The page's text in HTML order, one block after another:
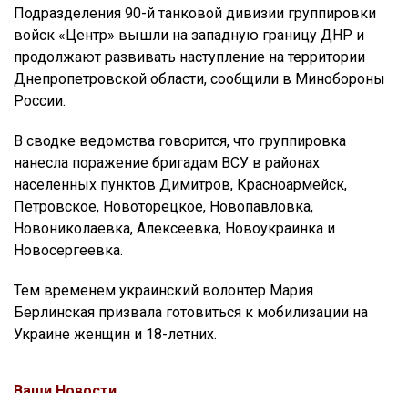
Подразделения 90-й танковой дивизии группировки
войск «Центр» вышли на западную границу ДНР и
продолжают развивать наступление на территории
Днепропетровской области, сообщили в Минобороны
России.
В сводке ведомства говорится, что группировка
нанесла поражение бригадам ВСУ в районах
населенных пунктов Димитров, Красноармейск,
Петровское, Новоторецкое, Новопавловка,
Новониколаевка, Алексеевка, Новоукраинка и
Новосергеевка.
Тем временем украинский волонтер Мария
Берлинская призвала готовиться к мобилизации на
Украине женщин и 18-летних.